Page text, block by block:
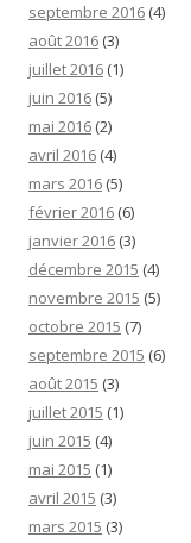
septembre 2016 (4)
août 2016 (3)
juillet 2016 (1)
juin 2016 (5)
mai 2016 (2)
avril 2016 (4)
mars 2016 (5)
février 2016 (6)
janvier 2016 (3)
décembre 2015 (4)
novembre 2015 (5)
octobre 2015 (7)
septembre 2015 (6)
août 2015 (3)
juillet 2015 (1)
juin 2015 (4)
mai 2015 (1)
avril 2015 (3)
mars 2015 (3)